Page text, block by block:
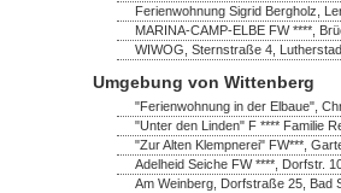
Ferienwohnung Sigrid Bergholz,
MARINA-CAMP-ELBE FW ****,
WIWOG, Sternstraße 4,
Umgebung von Wittenberg
"Ferienwohnung in der Elbaue",
"Unter den Linden" F **** Familie
"Zur Alten Klempnerei" FW***,
Adelheid Seiche FW ****, Dorfstr.
Am Weinberg, Dorfstraße 25, Bad